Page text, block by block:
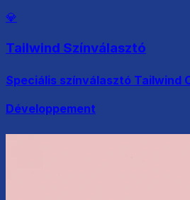
💎
Tailwind Színválasztó
Speciális színválasztó Tailwind
Développement